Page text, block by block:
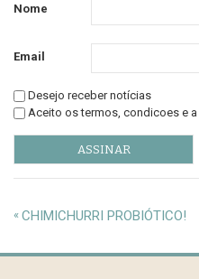
Nome
Email
Desejo receber notícias
Aceito os termos, condicoes e a
« CHIMICHURRI PROBIÓTICO!